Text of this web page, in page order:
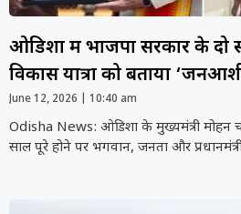
ओडिशा में भाजपा सरकार के दो
विकास यात्रा को बताया
June 12, 2026 10:40 am
Odisha News: ओडिशा के मुख्यमंत्री मोहन
साल पूरे होने पर भगवान, जनता और